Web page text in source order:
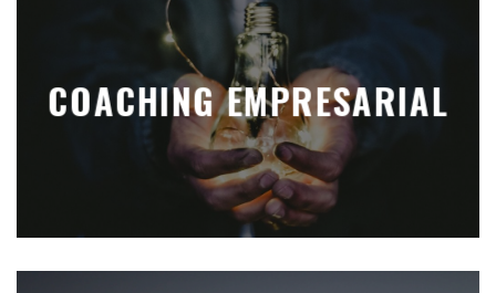
COACHING EMPRESARIAL